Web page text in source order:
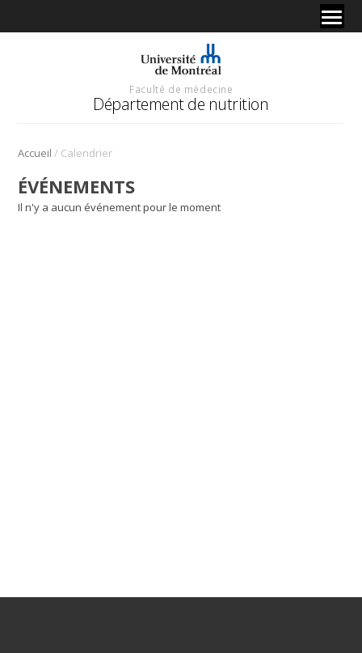
Faculté de médecine
Département de nutrition
Accueil / Calendrier
ÉVÉNEMENTS
Il n'y a aucun événement pour le moment